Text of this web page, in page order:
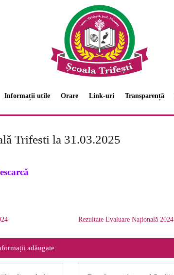
Informații utile Orare Link-uri Transparență
Trifesti la 31.03.2025
Rezultate Evaluare Națională 2024
adăugate